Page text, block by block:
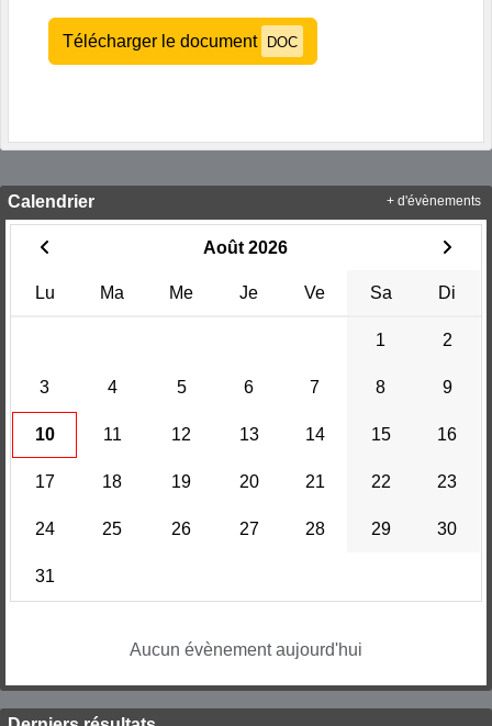
Télécharger le document DOC
Calendrier
Août 2026
Lu Ma Me Je Ve Sa Di
1 2
3 4 5 6 7 8 9
10 11 12 13 14 15 16
17 18 19 20 21 22 23
24 25 26 27 28 29 30
31
Aucun évènement aujourd'hui
+ d'évènements